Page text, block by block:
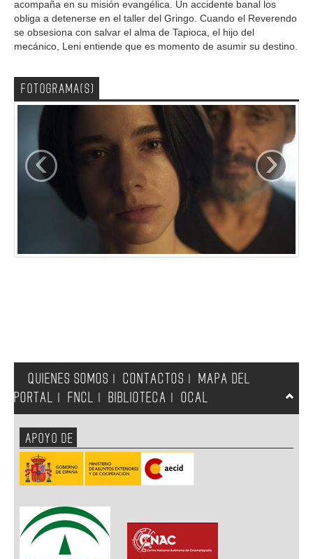
acompaña en su misión evangélica. Un accidente banal los
obliga a detenerse en el taller del Gringo. Cuando el Reverendo
se obsesiona con salvar el alma de Tapioca, el hijo del
mecánico, Leni entiende que es momento de asumir su destino.
FOTOGRAMA(S)
‹ ›
QUIENES SOMOS CONTACTOS
MAPA DEL
PORTAL
FNCL BIBLIOTECA OCAL
APOYO DE